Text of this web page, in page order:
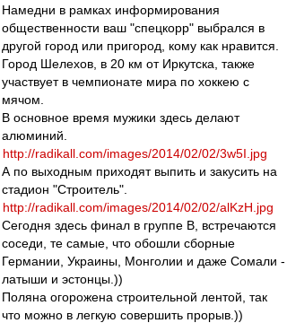
Намедни в рамках информирования
общественности ваш "спецкорр" выбрался в
другой город или пригород, кому как нравится.
Город Шелехов, в 20 км от Иркутска, также
участвует в чемпионате мира по хоккею с
мячом.
В основное время мужики здесь делают
алюминий.
http://radikall.com/images/2014/02/02/3w5I.jpg
А по выходным приходят выпить и закусить на
стадион "Строитель".
http://radikall.com/images/2014/02/02/alKzH.jpg
Сегодня здесь финал в группе B, встречаются
соседи, те самые, что обошли сборные
Германии, Украины, Монголии и даже Сомали -
латыши и эстонцы.))
Поляна огорожена строительной лентой, так
что можно в легкую совершить прорыв.))